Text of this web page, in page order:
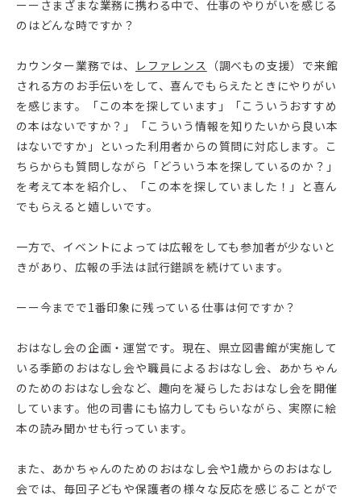
ーーさまざまな業務に携わる中で、仕事のやりがいを感じる
のはどんな時ですか？
カウンター業務では、 レファレンス
（調べもの支援）で来館
される方のお手伝いをして、喜んでもらえたときにやりがい
を感じます。「この本を探しています」「こういうおすすめ
の本はないですか？」「こういう情報を知りたいから良い本
はないですか」といった利用者からの質問に対応します。こ
ちらからも質問しながら「どういう本を探しているのか？」
を考えて本を紹介し、「この本を探していました！」と喜ん
でもらえると嬉しいです。
一方で、イベントによっては広報をしても参加者が少ないと
きがあり、広報の手法は試行錯誤を続けています。
ーー今までで1番印象に残っている仕事は何ですか？
おはなし会の企画・運営です。現在、県立図書館が実施して
いる季節のおはなし会や職員によるおはなし会、あかちゃん
のためのおはなし会など、趣向を凝らしたおはなし会を開催
しています。他の司書にも協力してもらいながら、実際に絵
本の読み聞かせも行っています。
また、あかちゃんのためのおはなし会や1歳からのおはなし
会では、毎回子どもや保護者の様々な反応を感じることがで